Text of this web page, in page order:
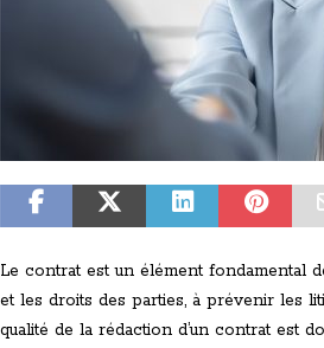
Le contrat est un élément fondamental
et les droits des parties, à prévenir les
qualité de la rédaction d’un contrat est